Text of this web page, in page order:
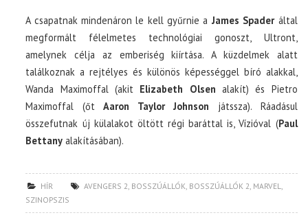
A csapatnak mindenáron le kell gyűrnie a James Spaderáltal
megformált félelmetes technológiai gonoszt, Ultront,
amelynek célja az emberiség kiírtása. A küzdelmek alatt
találkoznak a rejtélyes és különös képességgel bíró alakkal,
Wanda Maximoffal (akit Elizabeth Olsen alakít) és Pietro
Maximoffal (őtAaron Taylor Johnson játssza). Ráadásul
összefutnak új külalakot öltött régi baráttal is, Vízióval (Paul
Bettany alakításában).
HÍR AVENGERS 2 BOSSZÚÁLLÓK BOSSZÚÁLLÓK 2 MARVEL
SZINOPSZIS